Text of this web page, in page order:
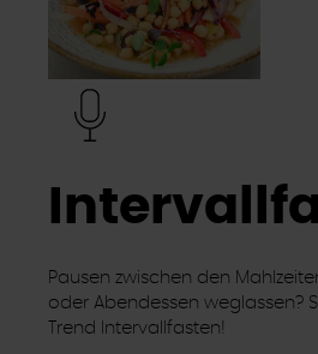
Pausen zwischen den
oder Abendessen weglassen?
Trend Intervallfasten!